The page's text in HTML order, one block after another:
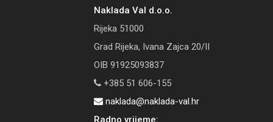
Naklada Val d.o.o.
Rijeka 51000
Grad Rijeka, Ivana Zajca 20/II
OIB 91925093837
+385 51 606-155
naklada@naklada-val.hr
Radno vrijeme: